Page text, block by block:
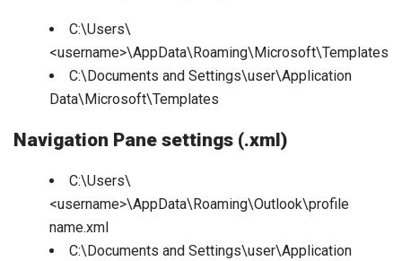
C:\Users\
<username>\AppData\Roaming\Microsoft\Templates
C:\Documents and Settings\user\Application
Data\Microsoft\Templates
Navigation Pane settings (.xml)
C:\Users\
<username>\AppData\Roaming\Outlook\profile
name.xml
C:\Documents and Settings\user\Application